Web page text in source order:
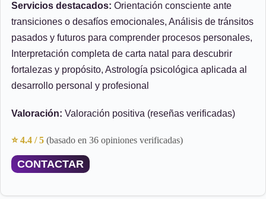
Servicios destacados: Orientación consciente ante
transiciones o desafíos emocionales, Análisis de tránsitos
pasados y futuros para comprender procesos personales,
Interpretación completa de carta natal para descubrir
fortalezas y propósito, Astrología psicológica aplicada al
desarrollo personal y profesional
Valoración: Valoración positiva (reseñas verificadas)
⭐ 4.4 / 5 (basado en 36 opiniones verificadas)
CONTACTAR